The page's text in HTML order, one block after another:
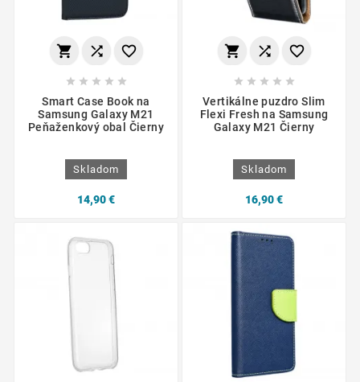
  
    
Smart Case Book na
Samsung Galaxy M21
Peňaženkový obal Čierny
Skladom
14,90 €
  
    
Vertikálne puzdro Slim
Flexi Fresh na Samsung
Galaxy M21 Čierny
Skladom
16,90 €